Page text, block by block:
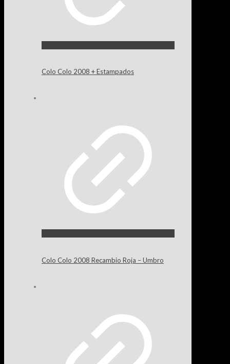
Colo Colo 2008 + Estampados
Colo Colo 2008 Recambio Roja – Umbro